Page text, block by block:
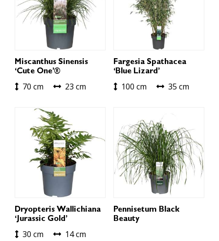
Miscanthus Sinensis
‘Cute One’®
70 cm 23 cm
Fargesia Spathacea
‘Blue Lizard’
100 cm 35 cm
Dryopteris Wallichiana
‘Jurassic Gold’
30 cm 14 cm
Pennisetum Black
Beauty